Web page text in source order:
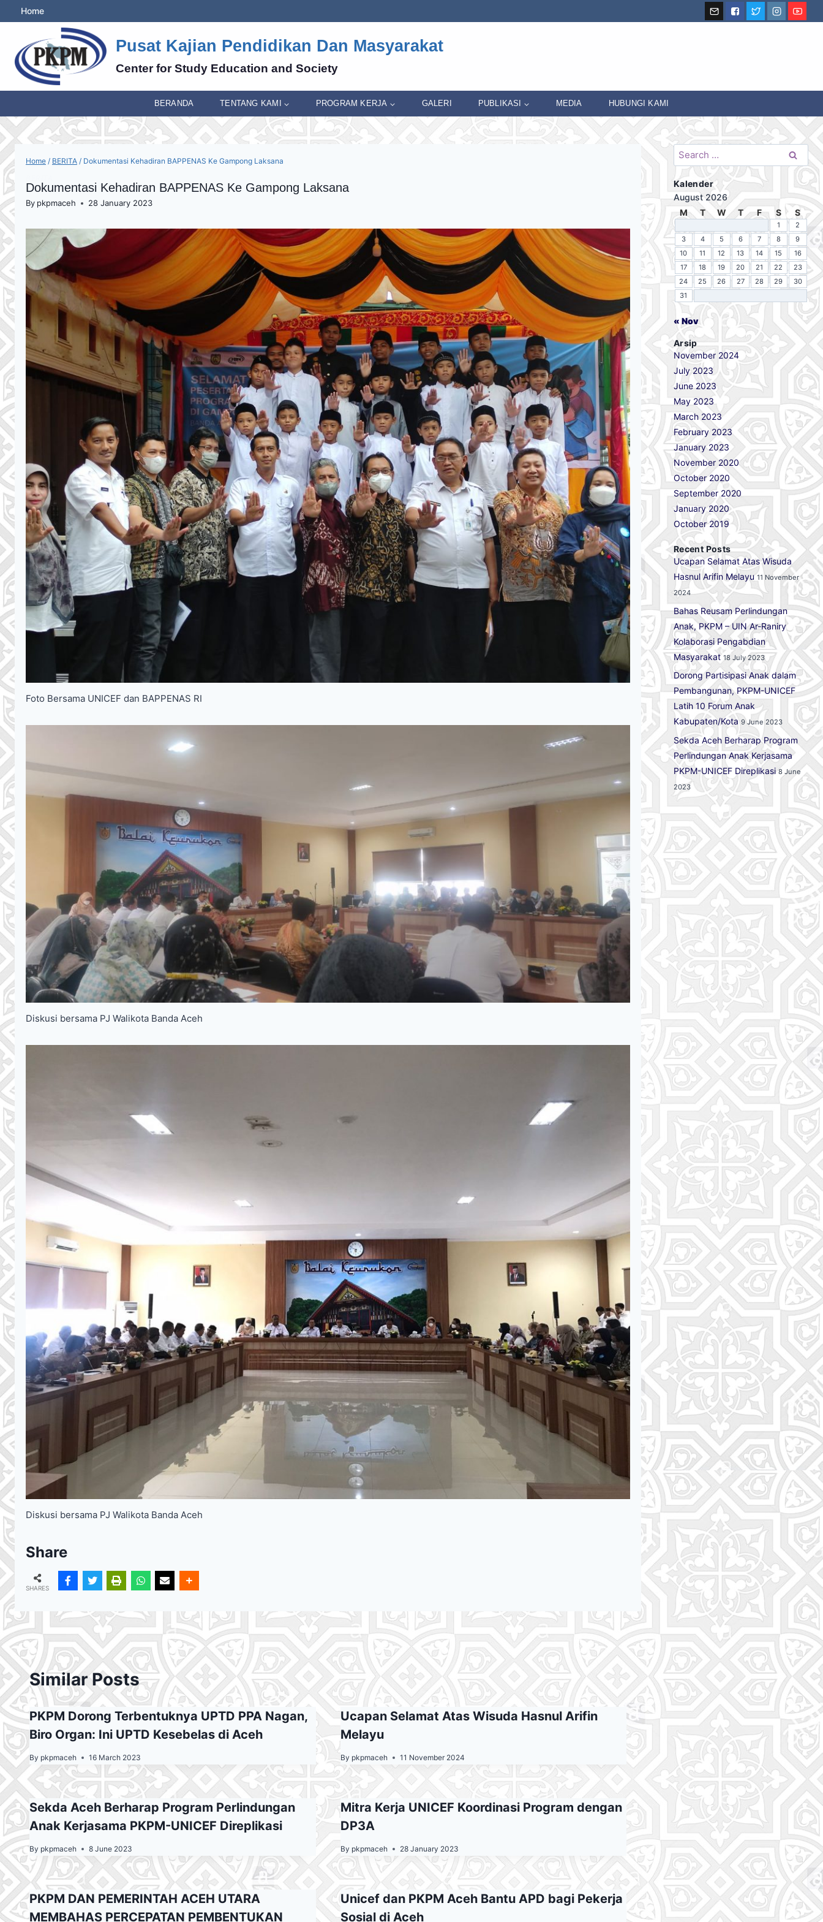
to
Home
Pusat Kajian Pendidikan Dan Masyarakat
Center for Study Education and Society
BERANDA TENTANG KAMI PROGRAM KERJA GALERI PUBLIKASI MEDIA HUBUNGI KAMI
Home / BERITA / Dokumentasi Kehadiran BAPPENAS Ke Gampong Laksana
Dokumentasi Kehadiran BAPPENAS Ke Gampong Laksana
By pkpmaceh 28 January 2023
Foto Bersama UNICEF dan BAPPENAS RI
Diskusi bersama PJ Walikota Banda Aceh
Diskusi bersama PJ Walikota Banda Aceh
Share
SHARES
Similar Posts
PKPM Dorong Terbentuknya UPTD PPA Nagan,
Biro Organ: Ini UPTD Kesebelas di Aceh
By pkpmaceh 16 March 2023
Ucapan Selamat Atas Wisuda Hasnul Arifin
Melayu
By pkpmaceh 11 November 2024
Sekda Aceh Berharap Program Perlindungan
Anak Kerjasama PKPM-UNICEF Direplikasi
By pkpmaceh 8 June 2023
Mitra Kerja UNICEF Koordinasi Program dengan
DP3A
By pkpmaceh 28 January 2023
PKPM DAN PEMERINTAH ACEH UTARA
MEMBAHAS PERCEPATAN PEMBENTUKAN
Unicef dan PKPM Aceh Bantu APD bagi Pekerja
Sosial di Aceh
Search
for:
Kalender
August 2026
M
T W T F S S
1
2
3
4 5 6 7 8
9
10
11 12 13 14 15
16
17
18 19 20 21 22
23
24
25 26 27 28 29
30
31
« Nov
Arsip
November 2024
July 2023
June 2023
May 2023
March 2023
February 2023
January 2023
November 2020
October 2020
September 2020
January 2020
October 2019
Recent Posts
Ucapan Selamat Atas Wisuda
Hasnul Arifin Melayu 11 November
2024
Bahas Reusam Perlindungan
Anak, PKPM – UIN Ar-Raniry
Kolaborasi Pengabdian
Masyarakat 18 July 2023
Dorong Partisipasi Anak dalam
Pembangunan, PKPM-UNICEF
Latih 10 Forum Anak
Kabupaten/Kota 9 June 2023
Sekda Aceh Berharap Program
Perlindungan Anak Kerjasama
PKPM-UNICEF Direplikasi 8 June
2023